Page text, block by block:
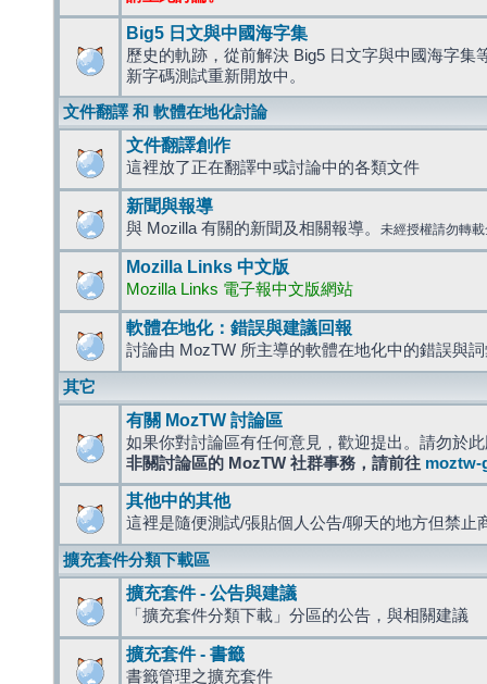
Big5 日文與中國海字集
歷史的軌跡，從前解決 Big5 日文字與中國海字集
新字碼測試重新開放中。
文件翻譯 和 軟體在地化討論
文件翻譯創作
這裡放了正在翻譯中或討論中的各類文件
新聞與報導
與 Mozilla 有關的新聞及相關報導。 未經授權請勿轉
Mozilla Links 中文版
Mozilla Links 電子報中文版網站
軟體在地化：錯誤與建議回報
討論由 MozTW 所主導的軟體在地化中的錯誤與
其它
有關 MozTW 討論區
如果你對討論區有任何意見，歡迎提出。請勿於
非關討論區的 MozTW 社群事務，請前往 moztw-
其他中的其他
這裡是隨便測試/張貼個人公告/聊天的地方但禁止
擴充套件分類下載區
擴充套件 - 公告與建議
「擴充套件分類下載」分區的公告，與相關建議
擴充套件 - 書籤
書籤管理之擴充套件